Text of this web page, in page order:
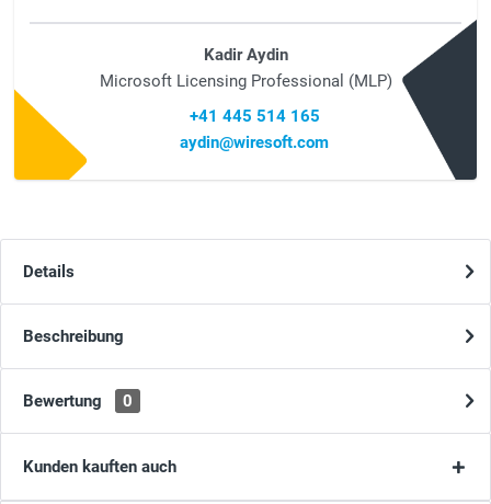
Kadir Aydin
Microsoft Licensing Professional (MLP)
+41 445 514 165
aydin@wiresoft.com
Details
Beschreibung
Bewertung 0
Kunden kauften auch